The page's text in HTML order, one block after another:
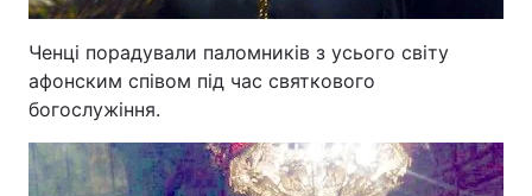
Ченці порадували паломників з усього світу
афонским співом під час святкового
богослужіння.